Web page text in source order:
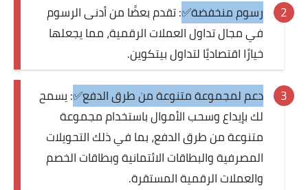
رسوم منخفضة✅: تقدم بعضًا من أدنى الرسوم
في مجال تداول العملات الرقمية، مما يجعلها
خيارًا اقتصاديًا لتداول بيتكوين.
دعم لمجموعة متنوعة من طرق الدفع✅: يسمح
لك بإيداع وسحب الأموال باستخدام مجموعة
متنوعة من طرق الدفع، بما في ذلك التحويلات
المصرفية والبطاقات الائتمانية وبطاقات الخصم
والعملات الرقمية المستقرة.